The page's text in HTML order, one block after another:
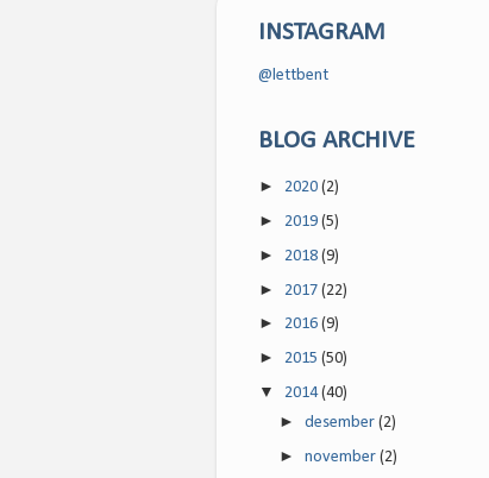
INSTAGRAM
@lettbent
BLOG ARCHIVE
► 2020 (2)
► 2019 (5)
► 2018 (9)
► 2017 (22)
► 2016 (9)
► 2015 (50)
▼ 2014(40)
►desember(2)
►november(2)